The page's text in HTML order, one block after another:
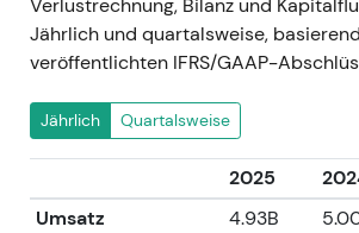
Verlustrechnung, Bilanz und
Jährlich und quartalsweise,
veröffentlichten IFRS/GAAP-
Jährlich Quartalsweise
2025
Umsatz
4.93B